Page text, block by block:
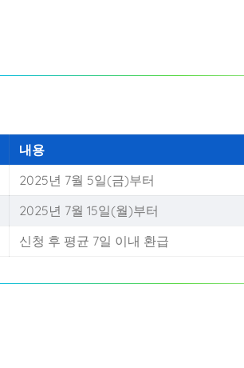
내용
2025년 7월 5일(금)부터
2025년 7월 15일(월)부터
신청 후 평균 7일 이내 환급